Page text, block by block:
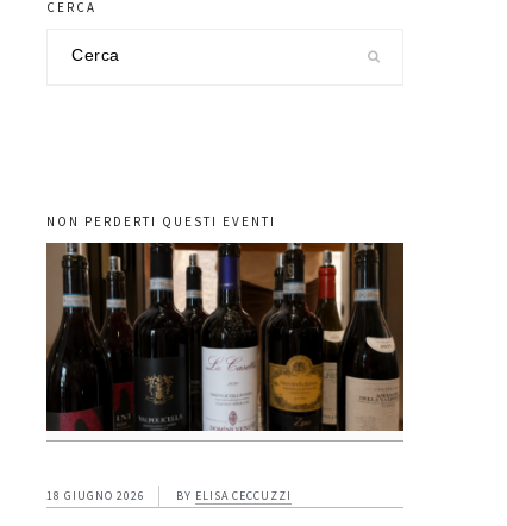
CERCA
NON PERDERTI QUESTI EVENTI
18 GIUGNO 2026 BY ELISA CECCUZZI